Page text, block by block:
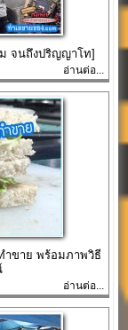
ม จนถึงปริญญาโท]
อ่านต่อ...
ำขาย พร้อมภาพวิธี
อ่านต่อ...